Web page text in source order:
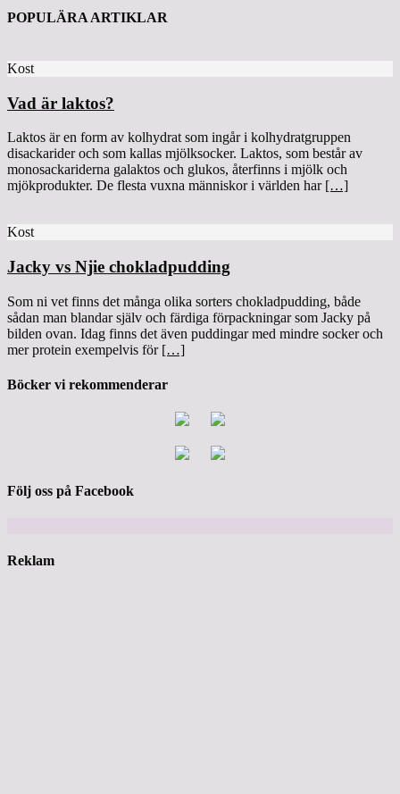
POPULÄRA ARTIKLAR
Kost
Vad är laktos?
Laktos är en form av kolhydrat som ingår i kolhydratgruppen
disackarider och som kallas mjölksocker. Laktos, som består av
monosackariderna galaktos och glukos, återfinns i mjölk och
mjökprodukter. De flesta vuxna människor i världen har […]
Kost
Jacky vs Njie chokladpudding
Som ni vet finns det många olika sorters chokladpudding, både
sådan man blandar själv och färdiga förpackningar som Jacky på
bilden ovan. Idag finns det även puddingar med mindre socker och
mer protein exempelvis för […]
Böcker vi rekommenderar
Följ oss på Facebook
Reklam